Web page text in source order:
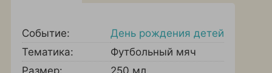
Событие:
День рождения детей
Тематика:
Футбольный мяч